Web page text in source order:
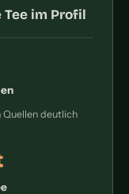
im Profil
deutlich